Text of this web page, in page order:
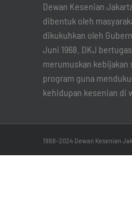
Dewan Kesenian
dibentuk oleh
dikukuhkan oleh
Juni 1968. DKJ
merumuskan kebijakan
program guna
kehidupan kesenian di
1968–2024 Dewan Kesenian